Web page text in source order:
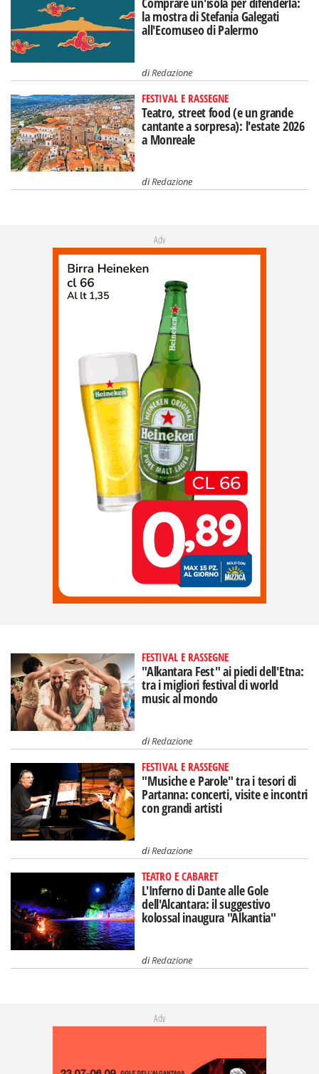
la mostra di Stefania Galegati
all'Ecomuseo di Palermo
diRedazione
FESTIVAL E RASSEGNE
Teatro, street food (e un grande
cantante a sorpresa): l'estate 2026
a Monreale
diRedazione
Adv
FESTIVAL E RASSEGNE
"Alkantara Fest" ai piedi dell'Etna:
tra i migliori festival di world
music al mondo
diRedazione
FESTIVAL E RASSEGNE
"Musiche e Parole" tra i tesori di
Partanna: concerti, visite e incontri
con grandi artisti
diRedazione
TEATRO E CABARET
L'Inferno di Dante alle Gole
dell'Alcantara: il suggestivo
kolossal inaugura "Alkantia"
diRedazione
Adv